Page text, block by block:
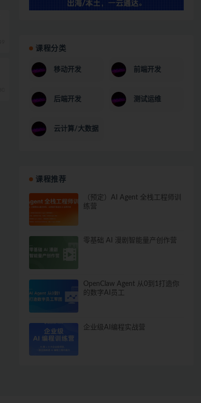
课程分类
移动开发 前端开发
后端开发 测试运维
云计算/大数据
课程推荐
（预定）AI Agent 全栈工程师训
练营
零基础 AI 漫剧智能量产创作营
OpenClaw Agent 从0到1打造你
的数字AI员工
企业级AI编程实战营